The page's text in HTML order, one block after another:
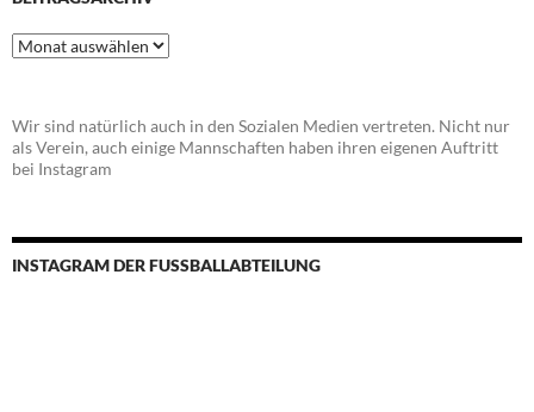
Beitragsarchiv
Wir sind natürlich auch in den Sozialen Medien vertreten. Nicht nur
als Verein, auch einige Mannschaften haben ihren eigenen Auftritt
bei Instagram
INSTAGRAM DER FUSSBALLABTEILUNG